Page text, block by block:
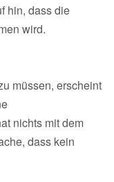
hin, dass die
wird.
müssen, erscheint
nichts mit dem
dass kein